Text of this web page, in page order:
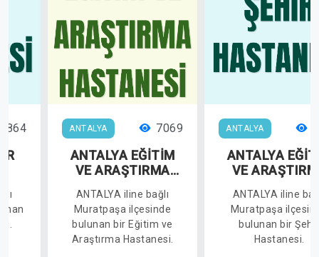
ANTALYA 7069
ANTALYA EĞİTİM
VE ARAŞTIRMA
ANTALYA iline bağlı
Muratpaşa ilçesinde
bulunan bir Eğitim ve
Araştırma Hastanesi.
ANTALYA
ANTALYA
VE
(ANTALYA
HASTANESİ)
ANTALYA iline
Muratpaşa
bulunan bir Şehir
Hastanesi.